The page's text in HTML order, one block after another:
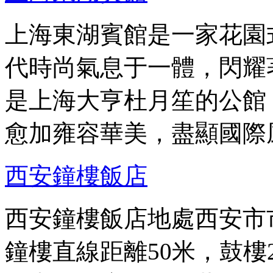
上海東湖賓館是一家花
代時尚氣息于一體，閃
是上海大亨杜月笙的公
愈加雍容華美，盡顯國際
西安鐘樓飯店
西安鐘樓飯店地處西安
鐘樓直線距離50米，鼓